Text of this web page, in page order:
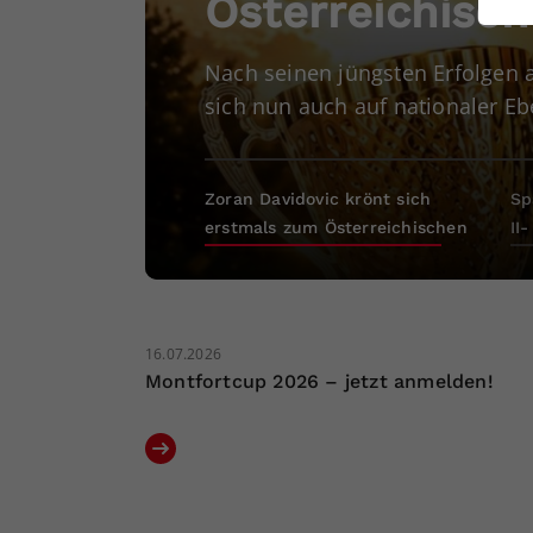
Nach seinen jüngsten Erfolgen
sich nun auch auf nationaler
Zoran Davidovic krönt sich
erstmals zum Österreichischen
II-
16.07.2026
Montfortcup 2026 – jetzt anmelden!